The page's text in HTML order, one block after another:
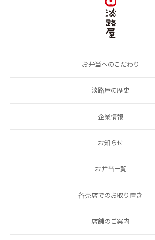
お弁当へのこだわり
淡路屋の歴史
企業情報
お知らせ
お弁当一覧
各売店でのお取り置き
店舗のご案内